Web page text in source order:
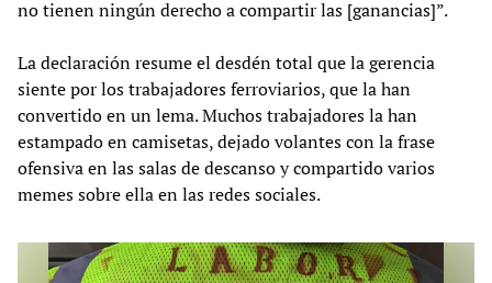
no tienen ningún derecho a compartir las [ganancias]”.
La declaración resume el desdén total que la gerencia
siente por los trabajadores ferroviarios, que la han
convertido en un lema. Muchos trabajadores la han
estampado en camisetas, dejado volantes con la frase
ofensiva en las salas de descanso y compartido varios
memes sobre ella en las redes sociales.